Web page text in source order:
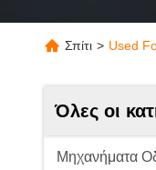
Σπίτι > Used
Όλες οι
Μηχανήματα